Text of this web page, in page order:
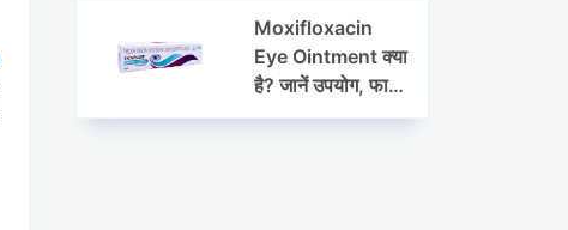
लाभ, नुकसान और
सावधानियां
Moxifloxacin
Eye Ointment क्या
है? जानें उपयोग, फायदे
और साइड इफेक्ट्स